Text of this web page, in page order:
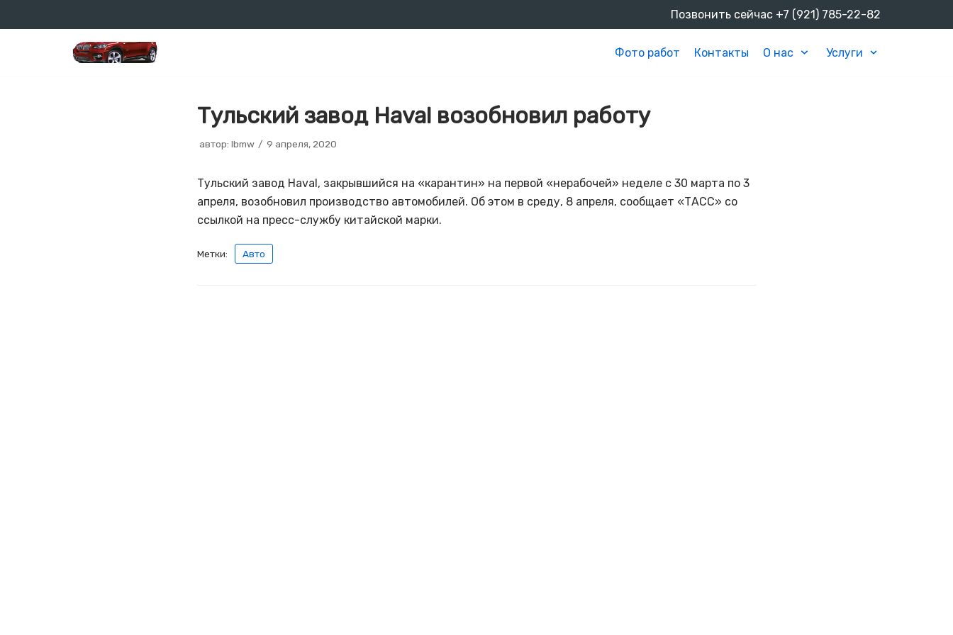
Позвонить сейчас +7 (921) 785-22-82
Фото работ Контакты О нас Услуги
Тульский завод Haval возобновил работу
автор: lbmw 9 апреля, 2020
Тульский завод Haval, закрывшийся на «карантин» на первой «нерабочей» неделе с 30 марта по 3
апреля, возобновил производство автомобилей. Об этом в среду, 8 апреля, сообщает «ТАСС» со
ссылкой на пресс-службу китайской марки.
Метки: Авто